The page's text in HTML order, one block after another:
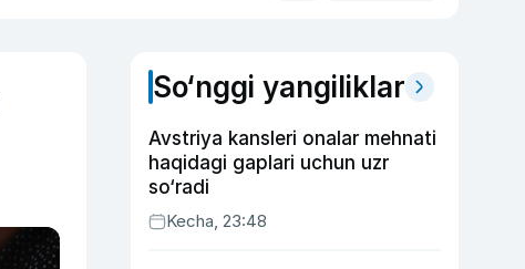
So‘nggi yangiliklar
Avstriya kansleri onalar mehnati
haqidagi gaplari uchun uzr
so‘radi
Kecha, 23:48